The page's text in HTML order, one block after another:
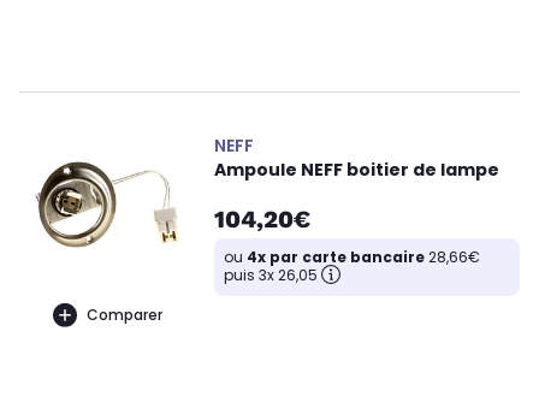
Comparer
NEFF
Ampoule NEFF boitier de lampe
104,20€
ou 4x par carte bancaire28,66€
puis 3x 26,05